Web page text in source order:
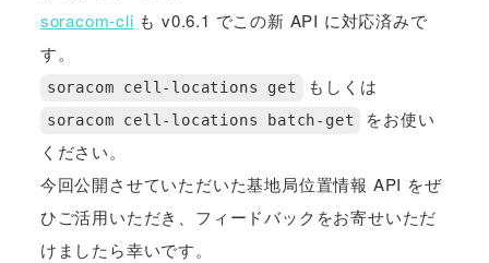
soracom-cli も v0.6.1 でこの新 API に対応済みで
す。
soracom cell-locations get もしくは
soracom cell-locations batch-get
をお使い
ください。
今回公開させていただいた基地局位置情報 API をぜ
ひご活用いただき、フィードバックをお寄せいただ
けましたら幸いです。